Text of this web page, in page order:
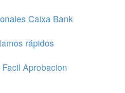
Caixa Bank
rápidos
Aprobacion